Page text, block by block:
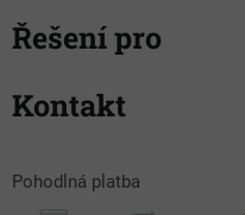
Řešení pro
Kontakt
Pohodlná platba